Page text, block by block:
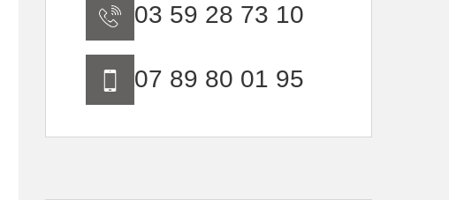
03 59 28 73 10
07 89 80 01 95